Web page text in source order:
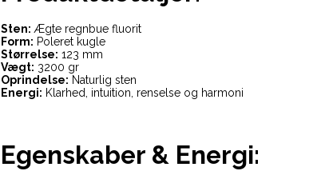
Sten: Ægte regnbue fluorit
Form: Poleret kugle
Størrelse: 123 mm
Vægt: 3200 gr
Oprindelse: Naturlig sten
Energi: Klarhed, intuition, renselse og harmoni
Egenskaber & Energi: